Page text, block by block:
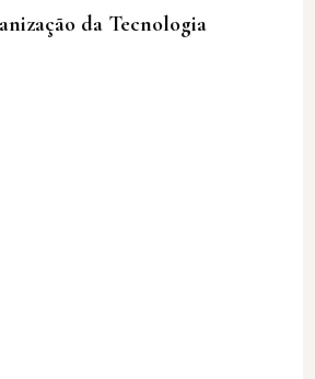
da Tecnologia